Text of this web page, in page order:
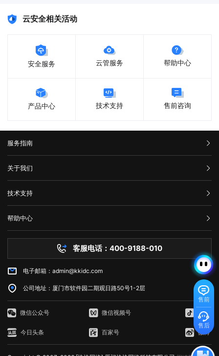
云安全相关活动
安全服务 云管服务 帮助中心
产品中心 技术支持 售前咨询
售前
售后
服务指南
汇款信息
购买流程
服务条款
关于我们
公司介绍
举报中心
隐私声明
技术支持
网站备案
技术文档
帮助中心
服务器问题
市场资讯
客服电话：400-9188-010
电子邮箱：admin@kkidc.com
公司地址：厦门市软件园二期观日路50号1-2层
微信公众号 微信视频号 抖音
今日头条 百家号 微博